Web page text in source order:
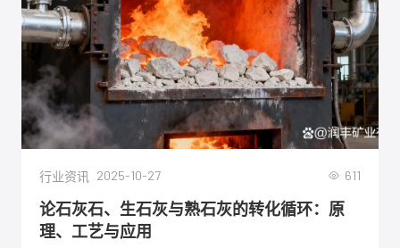
行业资讯 2025-10-27 611
论石灰石、生石灰与熟石灰的转化循环：原
理、工艺与应用